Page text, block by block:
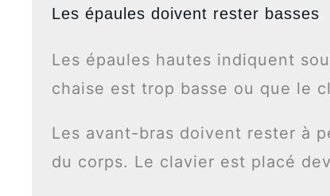
Les épaules doivent rester basses
Les épaules hautes indiquent
chaise est trop basse ou que le
Les avant-bras doivent rester à
du corps. Le clavier est placé